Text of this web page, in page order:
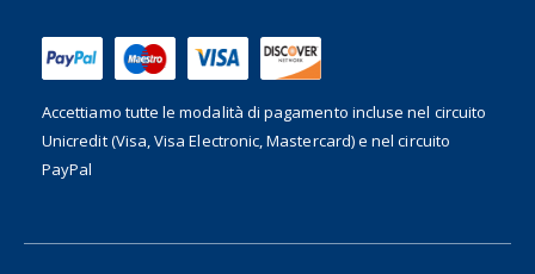
Accettiamo tutte le modalità di pagamento incluse nel circuito
Unicredit (Visa, Visa Electronic, Mastercard) e nel circuito
PayPal